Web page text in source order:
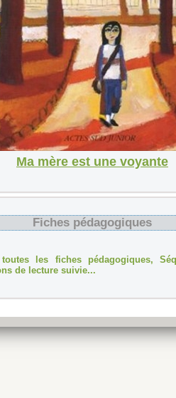
Ma mère est une voyante
Fiches pédagogiques
les fiches pédagogiques,
de lecture suivie...